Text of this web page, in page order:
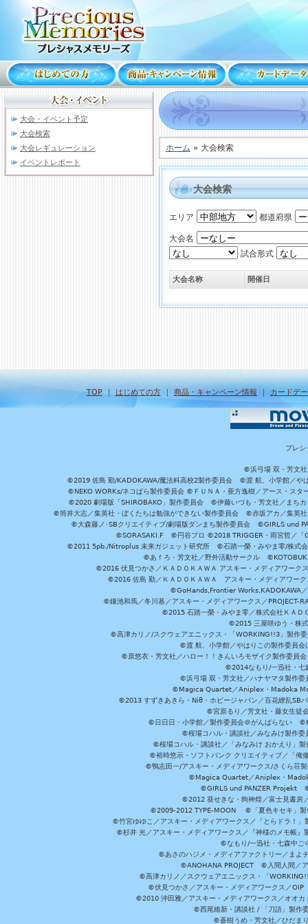
大会・イベント予定
大会検索
大会レギュレーション
イベントレポート
ホーム » 大会検索
大会検索
エリア 都道府県
大会名
試合形式
大会名称 開催日
TOP｜ はじめての方｜ 商品・キャンペーン情報 ｜ カードデ
プレシ
©浜弓場 双・芳文社
©2019 佐島 勤/KADOKAWA/魔法科高校2製作委員会 ©渡 航、小学館／や
©NEKO WORKs/ネコぱら製作委員会 ©ＦＵＮＡ・亜方逸樹／アース・ス
©2020 劇場版「SHIROBAKO」製作委員会 ©伊藤いづも・芳文社／まち
©筒井大志／集英社・ぼくたちは勉強ができない製作委員会 ©赤坂アカ／集英
©大森藤ノ･SBクリエイティブ/劇場版ダンまち製作委員会 ©GIRLS und
©SORASAKI.F ©円谷プロ ©2018 TRIGGER・雨宮哲／
©2011 5pb./Nitroplus 未来ガジェット研究所 ©石踏一榮・みやま零/株式
©あｆろ・芳文社／野外活動サークル
©2016 伏見つかさ／ＫＡＤＯＫＡＷＡ アスキー・メディアワー
©2016 佐島 勤／ＫＡＤＯＫＡＷＡ アスキー・メディアワ
©GoHands,Frontier Works,KADOKAWA
©鎌池和馬／冬川基／アスキー・メディアワークス／
©2015 石踏一榮・みやま零／株式会社ＫＡＤ
©2015 三屋咲ゆう・株
©高津カリノ/スクウェアエニックス・「WORKING!!3」製作
©渡 航、小学館／やはりこの製作委員
©原悠衣・芳文社／ハロー！！きんいろモザイク製作委員
©2014なもり/一迅社・
©浜弓場 双・芳文社／ハナヤマタ製作
©Magica Quartet／Aniplex・Madoka
©2013 すずきあきら・Niθ・ホビージャパン／百花繚乱
©宮原るり／芳文社・藤女生徒
©日日日・小学館／製作委員会＠がんばらない
©桜場コハル・講談社／みなみけ製作
©桜場コハル・講談社／「みなみけ おかえり」
©裕時悠示・ソフトバンク クリエイティブ／「
©鴨志田一/アスキー・メディアワークス/さく
©Magica Quartet／Aniplex・
©GIRLS und PANZER Projekt ©
©2012 葵せきな・狗神煌／富士見書
©2009-2012 TYPE-MOON ©「夏色キセキ」製
©竹宮ゆゆこ／アスキー・メディアワークス／「とらドラ！
©杉井 光／アスキー・メディアワークス／『神様のメモ帳
©なもり/一迅社・七森中
©あさのハジメ・メディアファクトリー／ま
©ANOHANA PROJECT ©入間人間／ア
©高津カリノ／スクウェアエニックス・「
©伏見つかさ／アスキー・メディアワークス／
©2010 沖田雅／アスキー・メディアワークス／オオ
©西尾維新・講談社 / 「刀語」製作
©蒼樹うめ・芳文社／ひだま